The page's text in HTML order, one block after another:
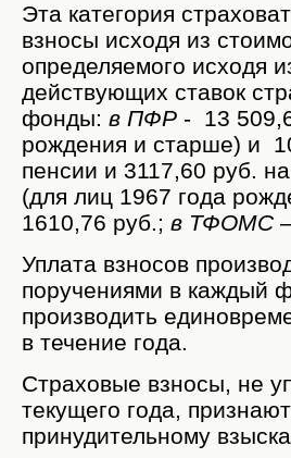
Эта категория
взносы исходя из
определяемого исходя
действующих ставок
фонды: в ПФР - 13
рождения и старше) и
пенсии и 3117,60 руб.
(для лиц 1967 года
1610,76 руб.; в ТФОМС
Уплата взносов
поручениями в каждый
производить
в течение года.
Страховые взносы, не
текущего года,
принудительному